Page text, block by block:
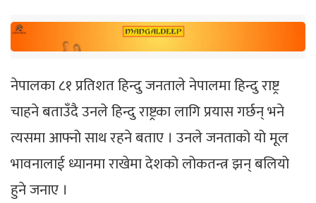
नेपालका ८१ प्रतिशत हिन्दु जनताले नेपालमा हिन्दु राष्ट्र
चाहने बताउँदै उनले हिन्दु राष्ट्रका लागि प्रयास गर्छन् भने
त्यसमा आफ्नो साथ रहने बताए । उनले जनताको यो मूल
भावनालाई ध्यानमा राखेमा देशको लोकतन्त्र झन् बलियो
हुने जनाए ।